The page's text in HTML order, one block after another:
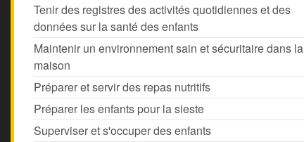
Tenir des registres des activités quotidiennes et des
données sur la santé des enfants
Maintenir un environnement sain et sécuritaire dans la
maison
Préparer et servir des repas nutritifs
Préparer les enfants pour la sieste
Superviser et s'occuper des enfants